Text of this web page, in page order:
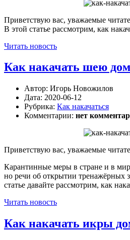
Приветствую вас, уважаемые
В этой статье рассмотрим, как
Читать новость
Как накачать шею
Автор: Игорь Новожилов
Дата: 2020-06-12
Рубрика: Как накачаться
Комментарии: нет
Приветствую вас, уважаемые
Карантинные меры в стране и в
но речи об открытии тренажёрных
статье давайте рассмотрим, как
Читать новость
Как накачать икры